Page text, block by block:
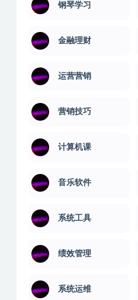
钢琴学习
金融理财
运营营销
营销技巧
计算机课
音乐软件
系统工具
绩效管理
系统运维